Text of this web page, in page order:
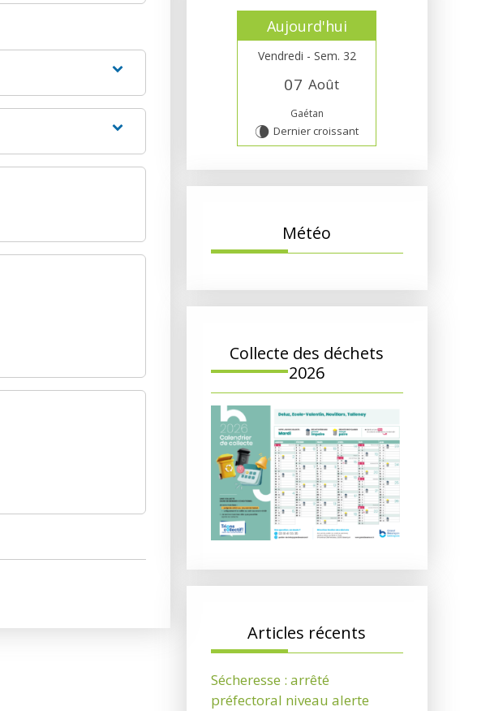
Aujourd'hui
Vendredi - Sem. 32
07 Août
Gaétan
V Dernier croissant
Météo
Collecte des déchets
2026
Articles récents
Sécheresse : arrêté
préfectoral niveau alerte